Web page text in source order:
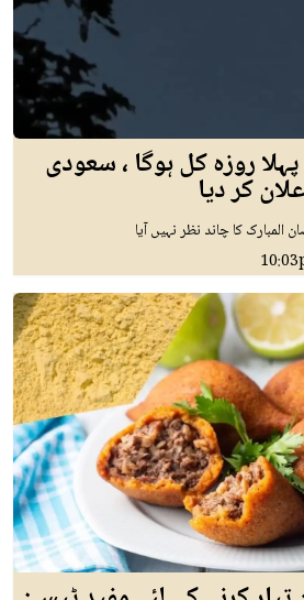
روزہ کل ہوگا ، سعودی
کر دیا
المبارک کا چاند نظر نہیں آیا